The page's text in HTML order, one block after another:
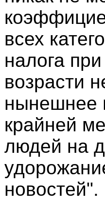
всех
налога
возрасти
нынешнее
крайней
людей на
новостей".